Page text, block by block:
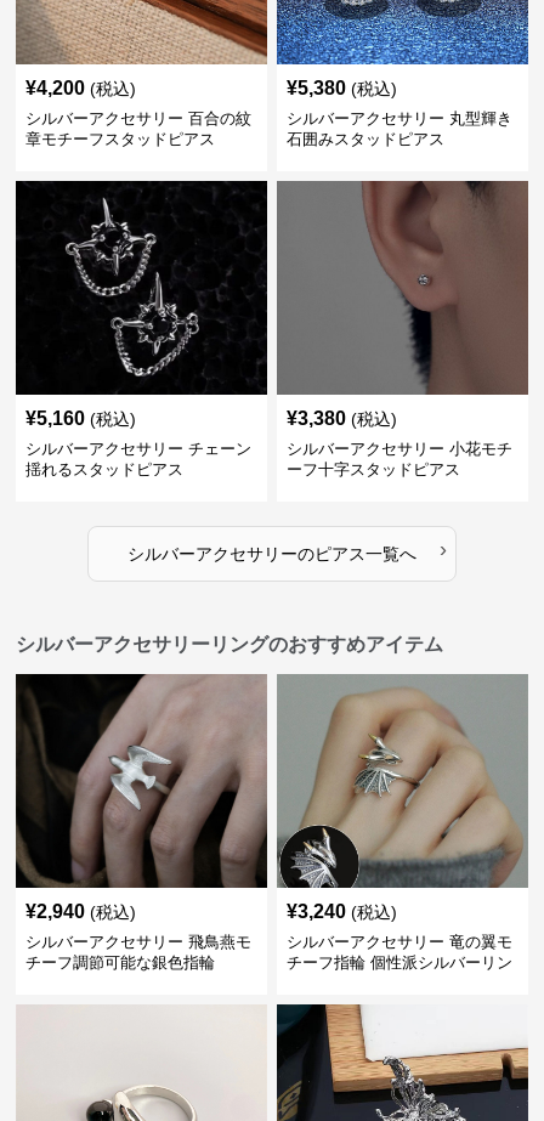
¥4,200 (税込)
シルバーアクセサリー 百合の紋
章モチーフスタッドピアス
¥5,380 (税込)
シルバーアクセサリー 丸型輝き
石囲みスタッドピアス
¥5,160 (税込)
シルバーアクセサリー チェーン
揺れるスタッドピアス
¥3,380 (税込)
シルバーアクセサリー 小花モチ
ーフ十字スタッドピアス
シルバーアクセサリーのピアス一覧へ ›
シルバーアクセサリーリングのおすすめアイテム
¥2,940 (税込)
シルバーアクセサリー 飛鳥燕モ
チーフ調節可能な銀色指輪
¥3,240 (税込)
シルバーアクセサリー 竜の翼モ
チーフ指輪 個性派シルバーリン